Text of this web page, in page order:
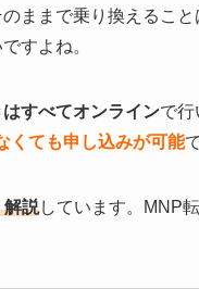
ままで乗り換えるこ
すよね。
すべてオンラインで行
くても申し込みが可能
解説しています。MNP